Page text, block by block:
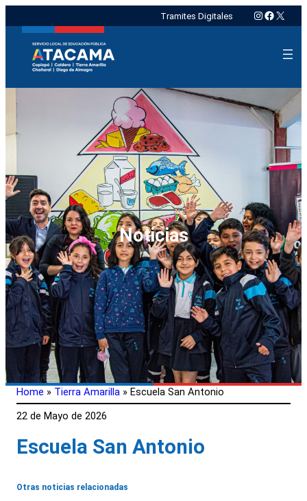
Tramites Digitales Instagram
X
Noticias
Home » Tierra Amarilla » Escuela San Antonio
22 de Mayo de 2026
Escuela San Antonio
Otras noticias relacionadas